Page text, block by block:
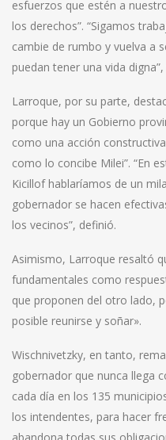
esfuerzos que estén a
los derechos”. “Sigamos
cambie de rumbo y vuelva a
puedan tener una vida
Larroque, por su parte,
porque hay un Gobierno
como una acción
como lo concibe Milei”. “En
Kicillof hablaríamos de un
gobernador se hacen
los vecinos”, definió.
Asimismo, Larroque resaltó
fundamentales como
que proponen del otro lado,
posible reunirse y soñar».
Wischnivetzky, en tanto,
gobernador que nunca llega
cada día en los 135
los intendentes, para hacer
abandona todas sus